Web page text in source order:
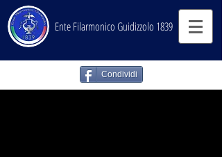
Ente Filarmonico Guidizzolo 1839
Condividi